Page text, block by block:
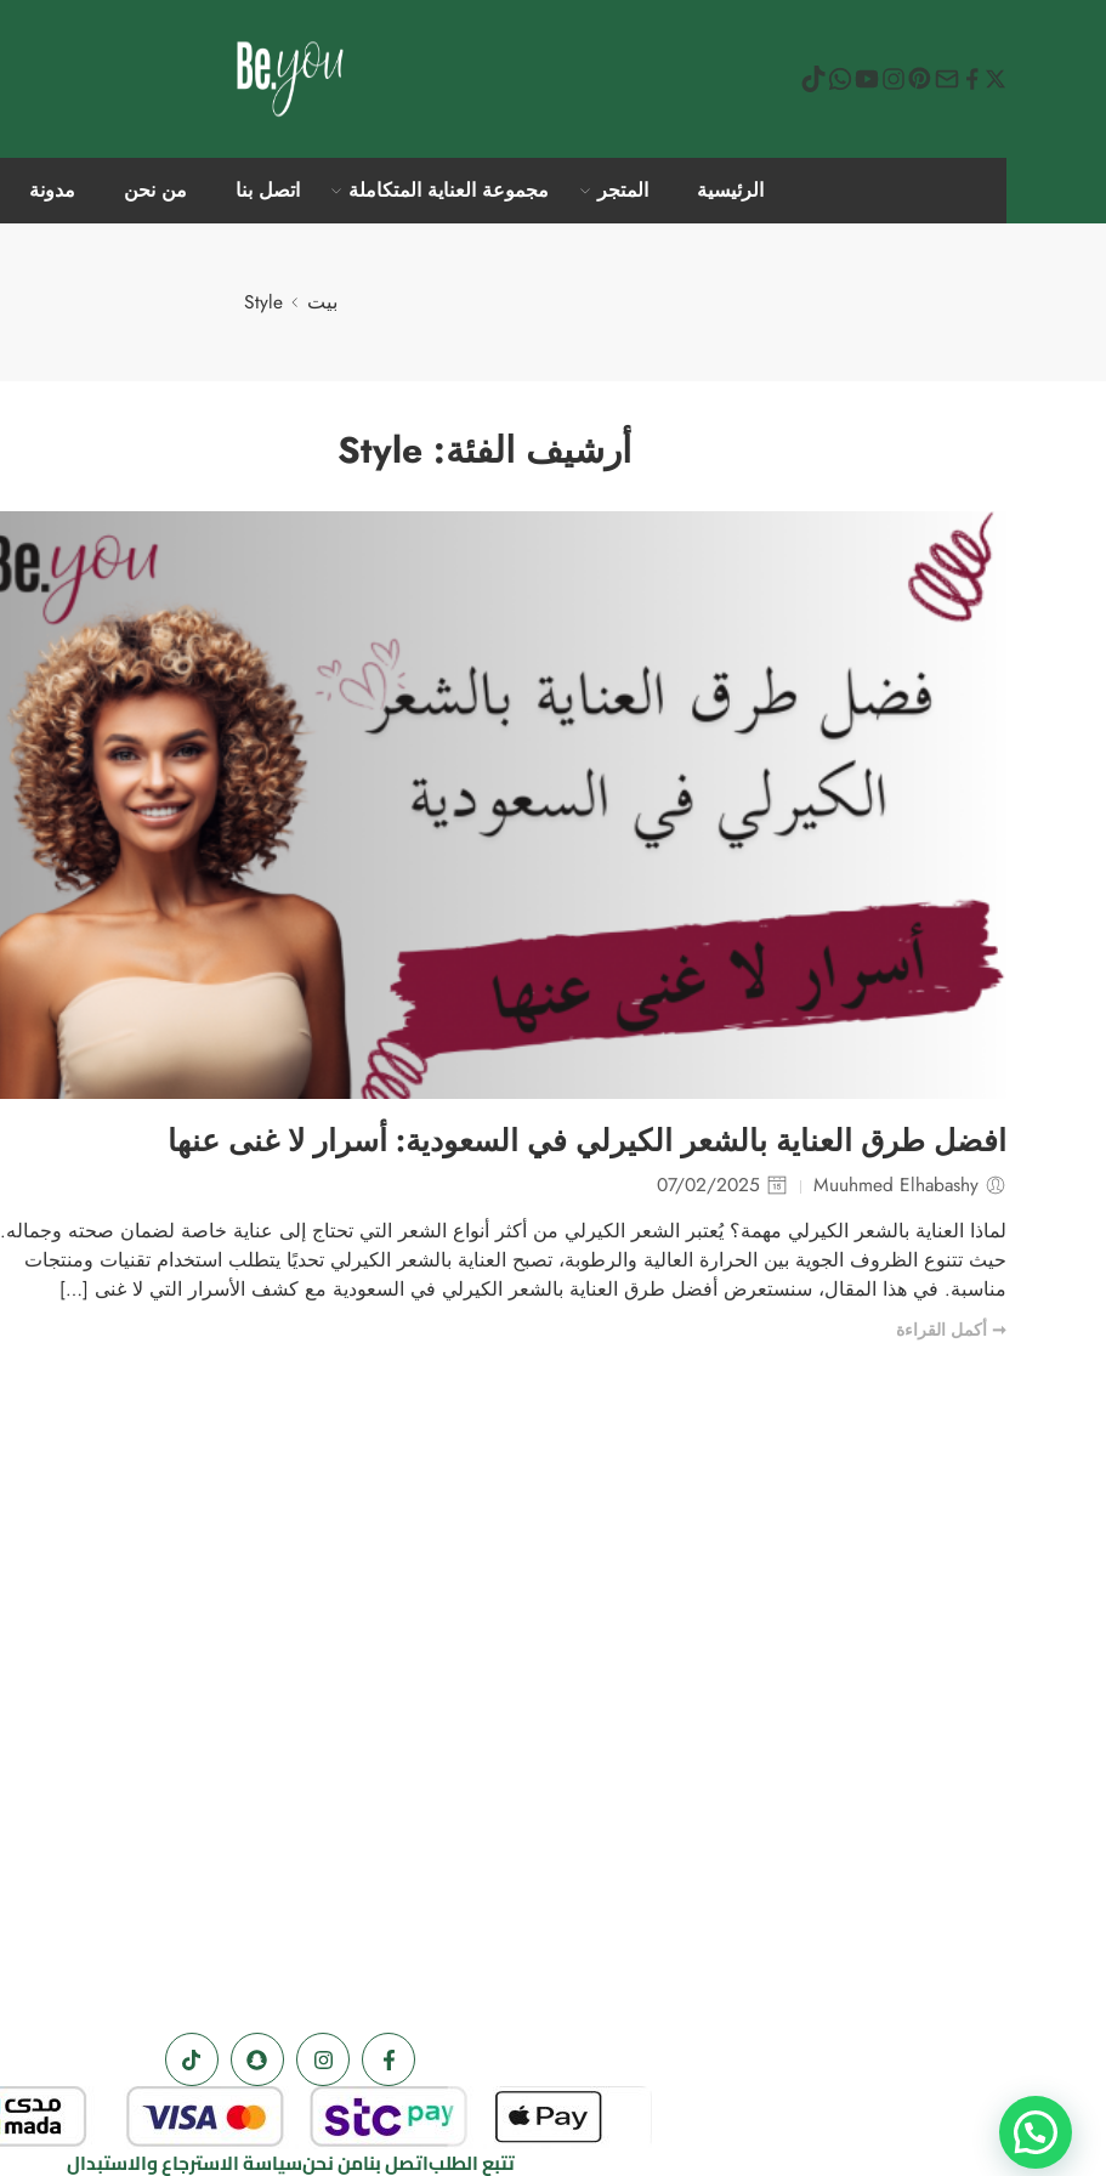
الرئيسية المتجر مجموعة العناية المتكاملة اتصل بنا من نحن مدونة
بيت Style
أرشيف الفئة: Style
افضل طرق العناية بالشعر الكيرلي في السعودية: أسرار لا غنى عنها
Muuhmed Elhabashy
07/02/2025
لماذا العناية بالشعر الكيرلي مهمة؟ يُعتبر الشعر الكيرلي من أكثر أنواع الشعر التي تحتاج إلى عناية خاصة لضمان صحته وجماله.
حيث تتنوع الظروف الجوية بين الحرارة العالية والرطوبة، تصبح العناية بالشعر الكيرلي تحديًا يتطلب استخدام تقنيات ومنتجات
مناسبة. في هذا المقال، سنستعرض أفضل طرق العناية بالشعر الكيرلي في السعودية مع كشف الأسرار التي لا غنى […]
➞ أكمل القراءة
تتبع الطلباتصل بنامن نحنسياسة الاسترجاع والاستبدال